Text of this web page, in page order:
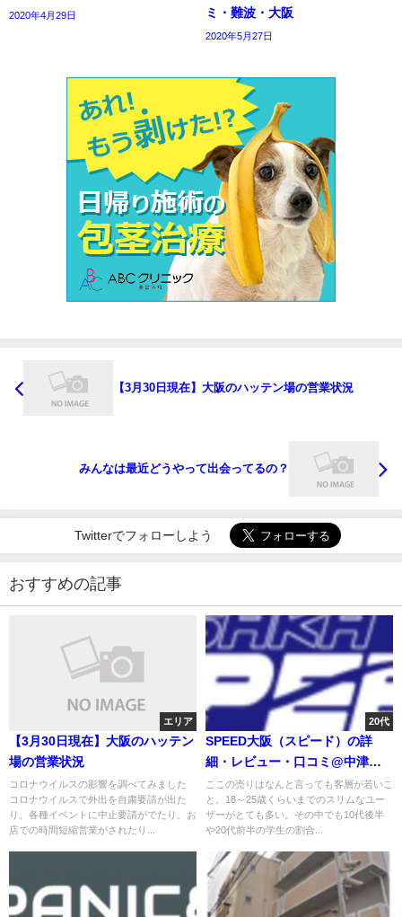
2020年4月29日 ミ・難波・大阪
2020年5月27日
【3月30日現在】大阪のハッテン場の営業状況
みんなは最近どうやって出会ってるの？
Twitterでフォローしよう
おすすめの記事
エリア
【3月30日現在】大阪のハッテン
場の営業状況
コロナウイルスの影響を調べてみました
コロナウイルスで外出を自粛要請が出た
り、各種イベントに中止要請がでたり、お
店での時間短縮営業がされたり...
20代
SPEED大阪（スピード）の詳
細・レビュー・口コミ@中津・
梅田・大阪
ここの売りはなんと言っても客層が若いこ
と。18～25歳くらいまでのスリムなユー
ザーがとても多い。その中でも10代後半
や20代前半の学生の割合...